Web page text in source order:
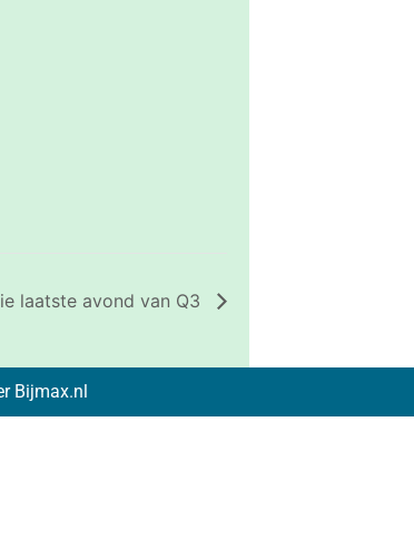
laatste avond van Q3
Bijmax.nl